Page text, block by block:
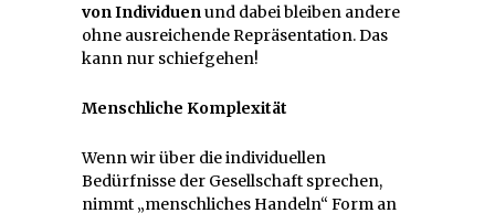
von Individuenund dabei bleiben andere
ohne ausreichende Repräsentation. Das
kann nur schiefgehen!
Menschliche Komplexität
Wenn wir über die individuellen
Bedürfnisse der Gesellschaft sprechen,
nimmt „menschliches Handeln“ Form an